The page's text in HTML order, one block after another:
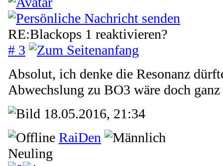
RE:Blackops 1 reaktivieren?
# 3
Absolut, ich denke die Resonanz
Abwechslung zu BO3 wäre doch
18.05.2016, 21:34
RaiDen
Neuling